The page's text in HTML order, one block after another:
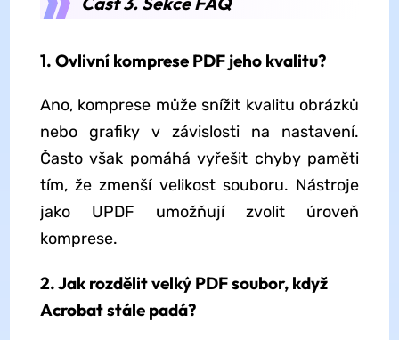
1. Ovlivní komprese PDF jeho kvalitu?
Ano, komprese může snížit kvalitu obrázků
nebo grafiky v závislosti na nastavení.
Často však pomáhá vyřešit chyby paměti
tím, že zmenší velikost souboru. Nástroje
jako UPDF umožňují zvolit úroveň
komprese.
2. Jak rozdělit velký PDF soubor, když
Acrobat stále padá?